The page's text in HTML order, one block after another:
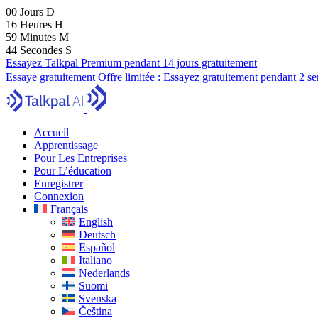
00 Jours D
16 Heures H
59 Minutes M
43 Secondes S
Essayez Talkpal Premium pendant 14 jours gratuitement
Essaye gratuitement Offre limitée : Essayez gratuitement pendant 2
Accueil
Apprentissage
Pour Les Entreprises
Pour L’éducation
Enregistrer
Connexion
Français
English
Deutsch
Español
Italiano
Nederlands
Suomi
Svenska
Čeština